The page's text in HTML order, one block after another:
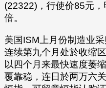
(22322)，行使价85元
倍。
美国ISM上月份制造业
连续第九个月处於收缩
以四个月来最快速度萎
覆靠稳，连日於两万六